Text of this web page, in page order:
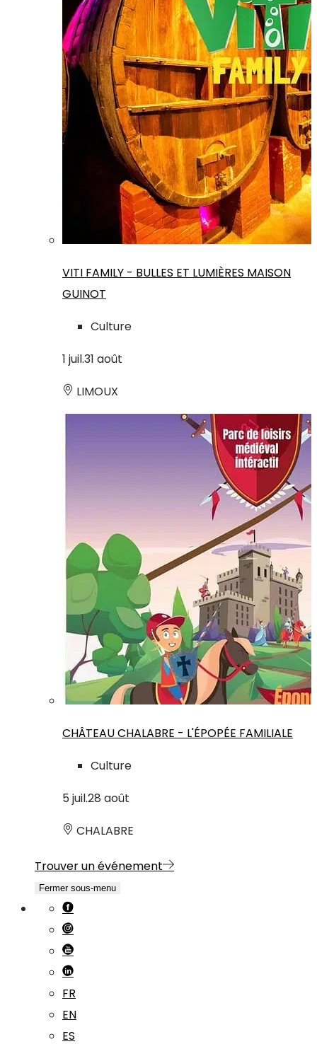
VITI FAMILY - BULLES ET LUMIÈRES MAISON
GUINOT
Culture
1 juil.31 août
LIMOUX
CHÂTEAU CHALABRE - L'ÉPOPÉE FAMILIALE
Culture
5 juil.28 août
CHALABRE
Trouver un événement
Fermer sous-menu
FR
EN
ES